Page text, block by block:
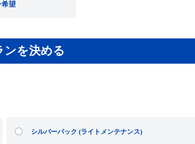
希望
ンを決める
シルバーパック (ライトメンテナンス)